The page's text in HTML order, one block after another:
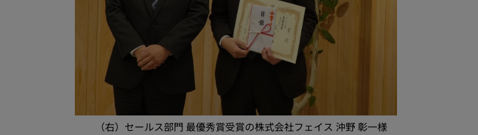
（右）セールス部門 最優秀賞受賞の株式会社フェイス 沖野 彰一様